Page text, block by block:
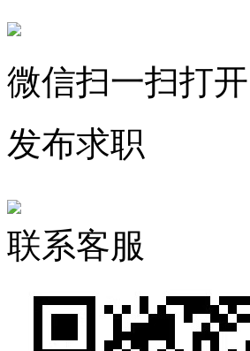
微信扫一扫打开
发布求职
联系客服